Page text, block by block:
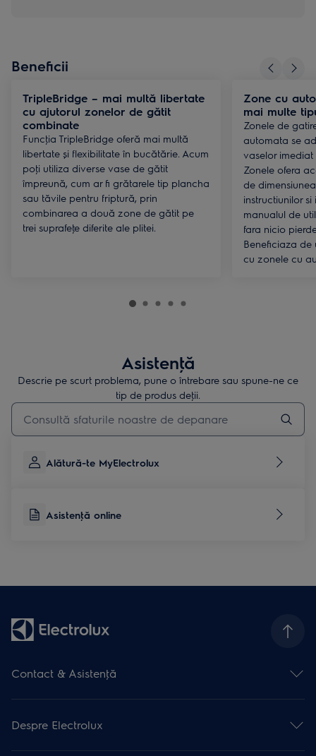
Beneficii
TripleBridge – mai multă libertate
cu ajutorul zonelor de gătit
combinate
Funcţia TripleBridge oferă mai multă
libertate și flexibilitate în bucătărie. Acum
poţi utiliza diverse vase de gătit
împreună, cum ar fi grătarele tip plancha
sau tăvile pentru friptură, prin
combinarea a două zone de gătit pe
trei suprafeţe diferite ale plitei.
Zone cu
mai multe
Zonele de
automata se
vaselor
Zonele ofera
de
instructiunilor
manualul de
fara nicio
Beneficiaza de
cu zonele cu
Asistenţă
Descrie pe scurt problema, pune o întrebare sau spune-ne ce
tip de produs deţii.
Type to search for support articles
Alătură-te MyElectrolux
Asistenţă online
Contact & Asistenţă
Asistenţă online
Asistenţă service
Articole de asistență
Despre Electrolux